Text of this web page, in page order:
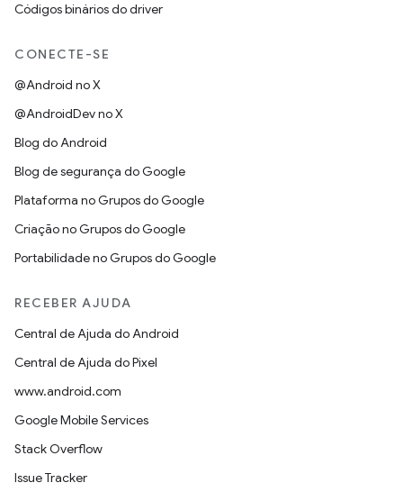
Códigos binários do driver
CONECTE-SE
@Android no X
@AndroidDev no X
Blog do Android
Blog de segurança do Google
Plataforma no Grupos do Google
Criação no Grupos do Google
Portabilidade no Grupos do Google
RECEBER AJUDA
Central de Ajuda do Android
Central de Ajuda do Pixel
www.android.com
Google Mobile Services
Stack Overflow
Issue Tracker